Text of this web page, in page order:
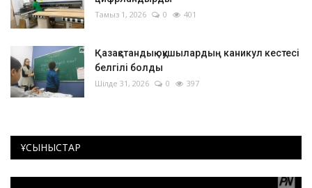
Тамыз 1, 2026 0 401
Қазақстандық оқушылардың каникул кестесі
белгілі болды
Шілде 31, 2026 0 397
ҰСЫНЫСТАР